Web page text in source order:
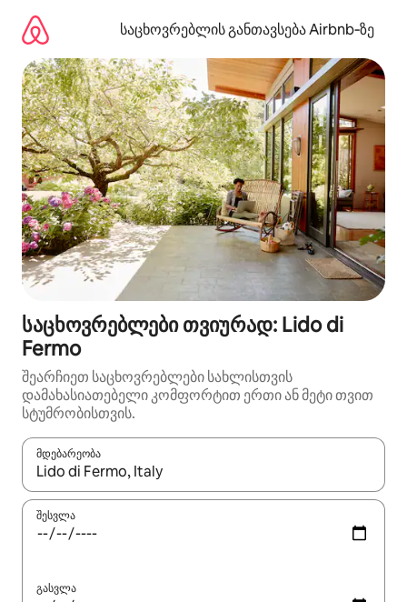
გადასვლა
საცხოვრებლის განთავსება Airbnb‑ზე
საცხოვრებლები თვიურად: Lido di
Fermo
შეარჩიეთ საცხოვრებლები სახლისთვის
დამახასიათებელი კომფორტით ერთი ან მეტი თვით
სტუმრობისთვის.
მდებარეობა
როცა შედეგები ხელმისაწვდომი გახდება, ნავიგაციისთვის
შესვლა
გასვლა